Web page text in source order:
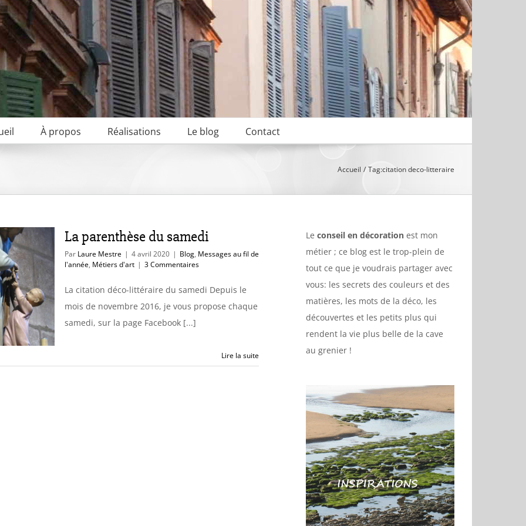
À propos Réalisations Le blog Contact
Accueil Tag:citation deco-litteraire
La parenthèse du samedi
Par Laure Mestre | 4 avril 2020 | Blog, Messages au fil de
l'année, Métiers d'art | 3 Commentaires
La citation déco-littéraire du samedi Depuis le
mois de novembre 2016, je vous propose chaque
samedi, sur la page Facebook [...]
Lire la suite
Le conseil en décoration est mon
métier ; ce blog est le trop-plein de
tout ce que je voudrais partager avec
vous: les secrets des couleurs et des
matières, les mots de la déco, les
découvertes et les petits plus qui
rendent la vie plus belle de la cave
au grenier !